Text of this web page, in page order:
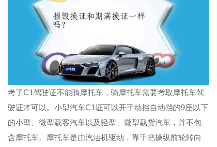
考了C1驾驶证不能骑摩托车，骑摩托车需要考取摩托车驾
驶证才可以。小型汽车C1证可以开手动挡自动挡的9座以下
的小型、微型载客汽车以及轻型、微型载货汽车，并不包
含摩托车。摩托车是由汽油机驱动，靠手把操纵前轮转向